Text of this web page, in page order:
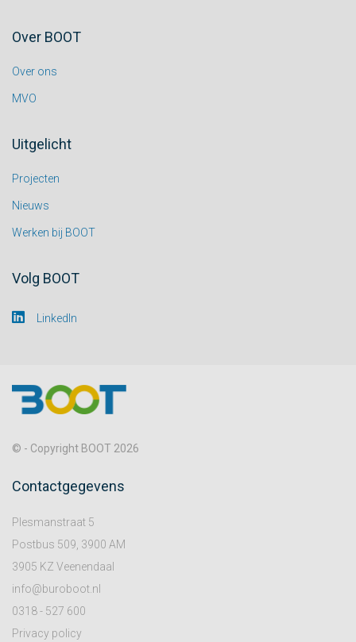
Over BOOT
Over ons
MVO
Uitgelicht
Projecten
Nieuws
Werken bij BOOT
Volg BOOT
LinkedIn
© - Copyright BOOT 2026
Contactgegevens
Plesmanstraat 5
Postbus 509, 3900 AM
3905 KZ Veenendaal
info@buroboot.nl
0318 - 527 600
Privacy policy